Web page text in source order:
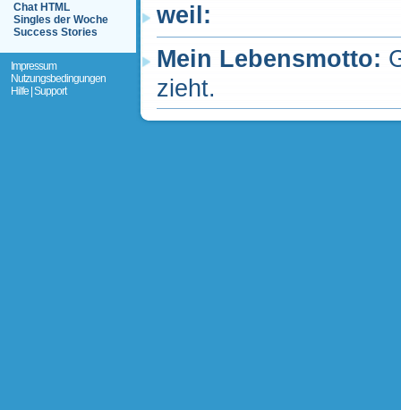
Chat HTML
Singles der Woche
Success Stories
Impressum
Nutzungsbedingungen
Hilfe | Support
weil:
Mein Lebensmotto:
zieht.